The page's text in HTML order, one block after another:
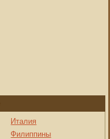
Италия
Филиппины